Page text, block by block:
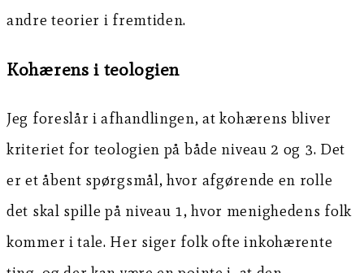
andre teorier i fremtiden.
Kohærens i teologien
Jeg foreslår i afhandlingen, at kohærens bliver
kriteriet for teologien på både niveau 2 og 3. Det
er et åbent spørgsmål, hvor afgørende en rolle
det skal spille på niveau 1, hvor menighedens folk
kommer i tale. Her siger folk ofte inkohærente